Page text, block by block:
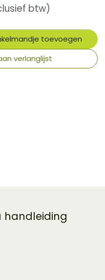
btw)
toevoegen
verlanglijst
handleiding